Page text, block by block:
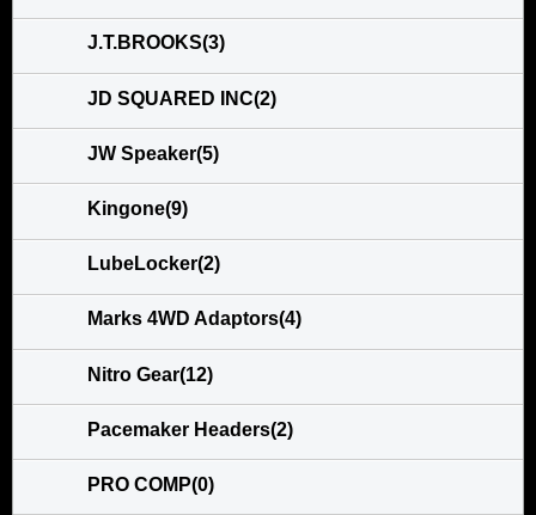
J.T.BROOKS(3)
JD SQUARED INC(2)
JW Speaker(5)
Kingone(9)
LubeLocker(2)
Marks 4WD Adaptors(4)
Nitro Gear(12)
Pacemaker Headers(2)
PRO COMP(0)